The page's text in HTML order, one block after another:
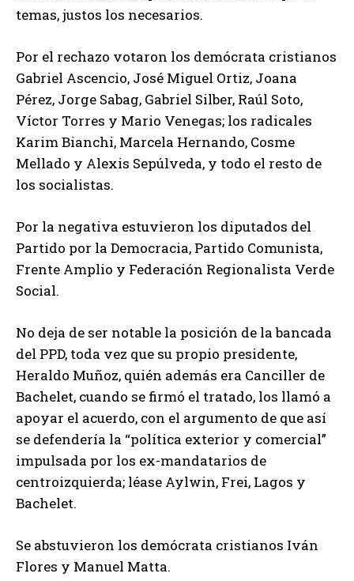
temas, justos los necesarios.
Por el rechazo votaron los demócrata cristianos
Gabriel Ascencio, José Miguel Ortiz, Joana
Pérez, Jorge Sabag, Gabriel Silber, Raúl Soto,
Víctor Torres y Mario Venegas; los radicales
Karim Bianchi, Marcela Hernando, Cosme
Mellado y Alexis Sepúlveda, y todo el resto de
los socialistas.
Por la negativa estuvieron los diputados del
Partido por la Democracia, Partido Comunista,
Frente Amplio y Federación Regionalista Verde
Social.
No deja de ser notable la posición de la bancada
del PPD, toda vez que su propio presidente,
Heraldo Muñoz, quién además era Canciller de
Bachelet, cuando se firmó el tratado, los llamó a
apoyar el acuerdo, con el argumento de que así
se defendería la “política exterior y comercial”
impulsada por los ex-mandatarios de
centroizquierda; léase Aylwin, Frei, Lagos y
Bachelet.
Se abstuvieron los demócrata cristianos Iván
Flores y Manuel Matta.